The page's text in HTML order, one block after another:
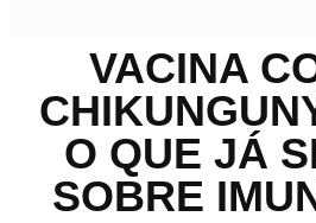
VACINA
O QUE JÁ
SOBRE